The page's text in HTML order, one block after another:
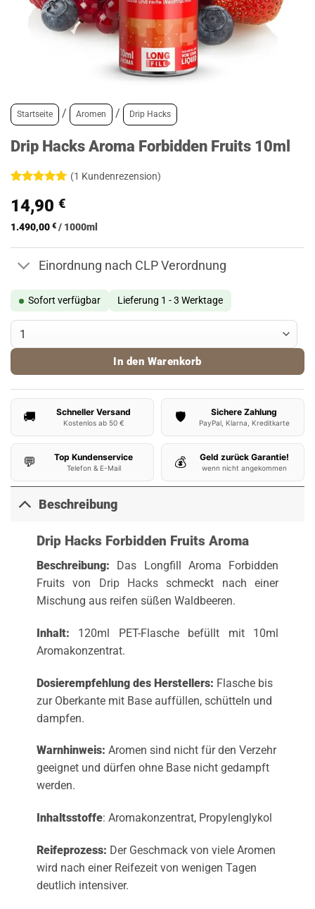
Startseite / Aromen / Drip Hacks
Drip Hacks Aroma Forbidden Fruits 10ml
mit 5von
5, basierend
auf
(1 Kundenrezension)
14,90 €
1.490,00 € / 1000ml
Einordnung nach CLP Verordnung
Sofort verfügbar Lieferung 1 - 3 Werktage
Drip Hacks Aroma Forbidden Fruits 10ml Menge
In den Warenkorb
🚚 Schneller Versand
Kostenlos ab 50 € 🛡️ Sichere Zahlung
PayPal, Klarna, Kreditkarte
💬 Top Kundenservice
Telefon & E-Mail 💰 Geld zurück Garantie!
wenn nicht angekommen
Beschreibung
Drip Hacks Forbidden Fruits Aroma
Beschreibung: Das Longfill Aroma Forbidden
Fruits von Drip Hacks schmeckt nach einer
Mischung aus reifen süßen Waldbeeren.
Inhalt: 120ml PET-Flasche befüllt mit 10ml
Aromakonzentrat.
Dosierempfehlung des Herstellers: Flasche bis
zur Oberkante mit Base auffüllen, schütteln und
dampfen.
Warnhinweis: Aromen sind nicht für den Verzehr
geeignet und dürfen ohne Base nicht gedampft
werden.
Inhaltsstoffe: Aromakonzentrat, Propylenglykol
Reifeprozess: Der Geschmack von viele Aromen
wird nach einer Reifezeit von wenigen Tagen
deutlich intensiver.